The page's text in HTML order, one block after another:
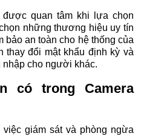
quan tâm khi lựa chọn
những thương hiệu uy tín
bảo an toàn cho hệ thống của
thay đổi mật khẩu định kỳ và
nhập cho người khác.
có trong Camera
giám sát và phòng ngừa